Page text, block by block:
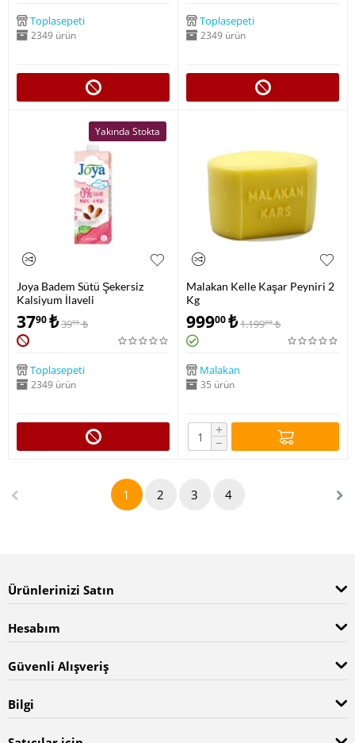
Toplasepeti
2349 ürün
Toplasepeti
2349 ürün
Yakında Stokta
Joya Badem Sütü Şekersiz
Kalsiyum İlaveli
3790₺3995 ₺
Toplasepeti
2349 ürün
Malakan Kelle Kaşar Peyniri 2
Kg
99900₺1.19900 ₺
Malakan
35 ürün
+
−
1 2 3 4
Ürünlerinizi Satın
Hesabım
Güvenli Alışveriş
Bilgi